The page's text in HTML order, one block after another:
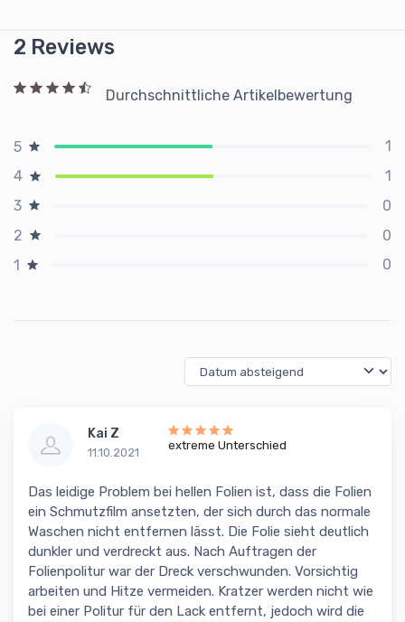
2 Reviews
Durchschnittliche Artikelbewertung
5
1
4
1
3
0
2
0
1
0
Kai Z
11.10.2021
extreme Unterschied
Das leidige Problem bei hellen Folien ist, dass die Folien
ein Schmutzfilm ansetzten, der sich durch das normale
Waschen nicht entfernen lässt. Die Folie sieht deutlich
dunkler und verdreckt aus. Nach Auftragen der
Folienpolitur war der Dreck verschwunden. Vorsichtig
arbeiten und Hitze vermeiden. Kratzer werden nicht wie
bei einer Politur für den Lack entfernt, jedoch wird die